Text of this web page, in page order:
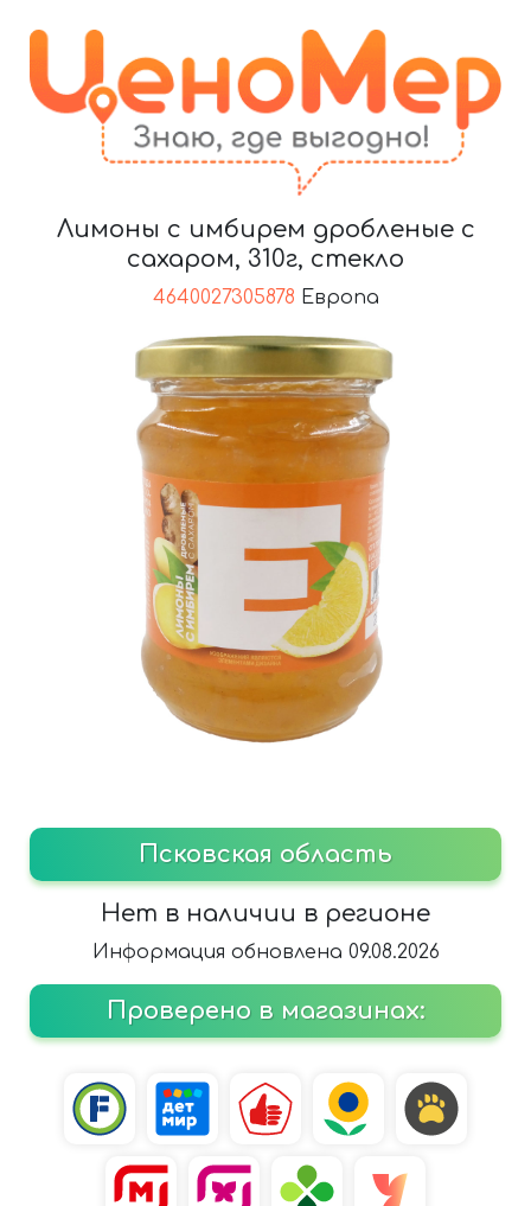
Лимоны с имбирем дробленые с
сахаром, 310г, стекло
4640027305878 Европа
Псковская область
Нет в наличии в регионе
Информация обновлена 09.08.2026
Проверено в магазинах: